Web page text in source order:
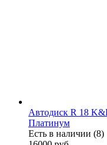
Автодиск R 18
Платинум
Есть в наличии (8)